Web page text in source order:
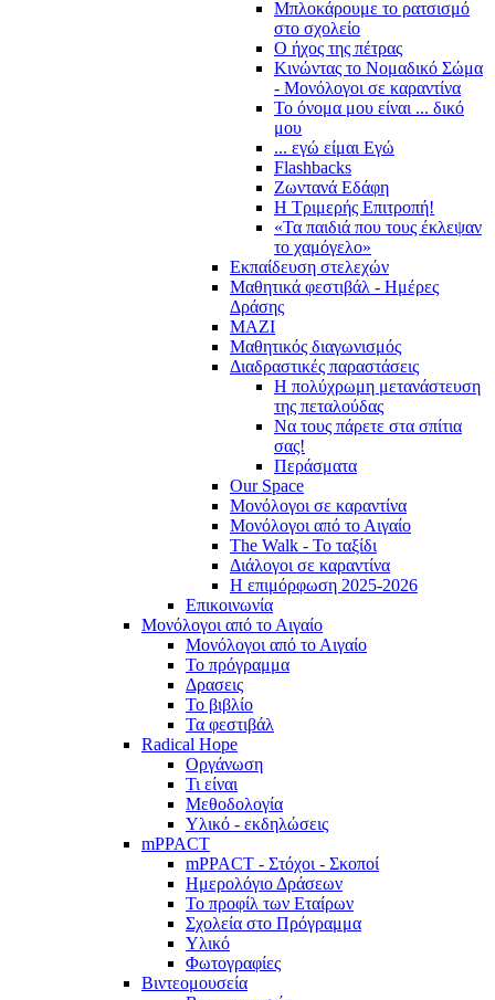
Μπλοκάρουμε το ρατσισμό
στο σχολείο
Ο ήχος της πέτρας
Κινώντας το Νομαδικό Σώμα
- Μονόλογοι σε καραντίνα
Το όνομα μου είναι ... δικό
μου
... εγώ είμαι Εγώ
Flashbacks
Ζωντανά Εδάφη
Η Τριμερής Επιτροπή!
«Τα παιδιά που τους έκλεψαν
το χαμόγελο»
Εκπαίδευση στελεχών
Μαθητικά φεστιβάλ - Ημέρες
Δράσης
ΜΑΖΙ
Μαθητικός διαγωνισμός
Διαδραστικές παραστάσεις
Η πολύχρωμη μετανάστευση
της πεταλούδας
Να τους πάρετε στα σπίτια
σας!
Περάσματα
Our Space
Μονόλογοι σε καραντίνα
Μονόλογοι από το Αιγαίο
The Walk - Το ταξίδι
Διάλογοι σε καραντίνα
Η επιμόρφωση 2025-2026
Επικοινωνία
Μονόλογοι από το Αιγαίο
Μονόλογοι από το Αιγαίο
Το πρόγραμμα
Δρασεις
Το βιβλίο
Τα φεστιβάλ
Radical Hope
Οργάνωση
Τι είναι
Μεθοδολογία
Υλικό - εκδηλώσεις
mPPACT
mPPACT - Στόχοι - Σκοποί
Ημερολόγιο Δράσεων
Το προφίλ των Εταίρων
Σχολεία στο Πρόγραμμα
Υλικό
Φωτογραφίες
Βιντεομουσεία